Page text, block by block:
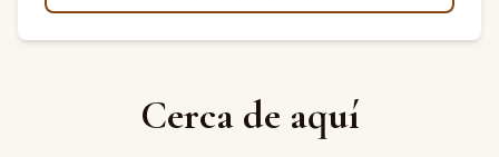
Cerca de aquí